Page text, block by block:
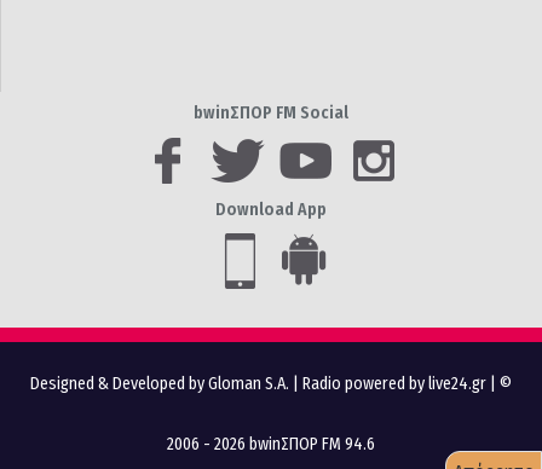
bwinΣΠΟΡ FM Social
Download App
Designed & Developed by Gloman S.A. Radio powered by live24.gr | ©
2006 - 2026 bwinΣΠΟΡ FM 94.6